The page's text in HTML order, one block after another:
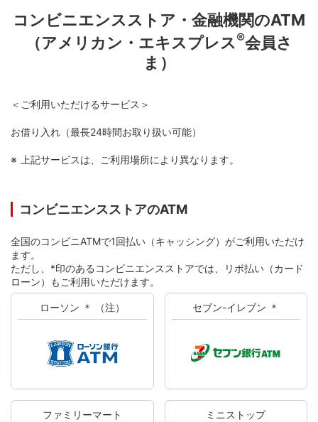
コンビニエンスストア・金融機関のATM
（アメリカン・エキスプレス®会員さ
ま）
＜ご利用いただけるサービス＞
お借り入れ（最長24時間お取り扱い可能）
上記サービスは、ご利用場所により異なります。
コンビニエンスストアのATM
全国のコンビニATMで1回払い（キャッシング）がご利用いただけ
ます。
ただし、*印のあるコンビニエンスストアでは、リボ払い（カード
ローン）もご利用いただけます。
ローソン ＊ （注） セブン-イレブン ＊
ファミリーマート ミニストップ